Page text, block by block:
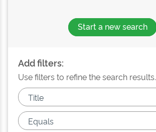
Start a new search
Add filters:
Use filters to refine the search results.